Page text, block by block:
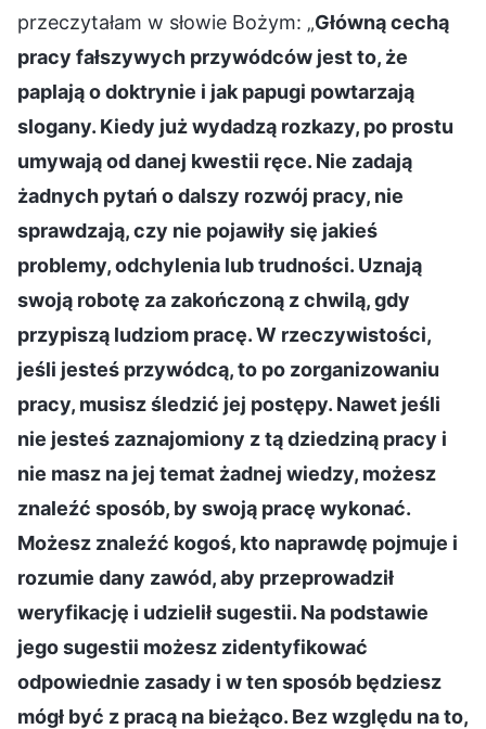
przeczytałam w słowie Bożym: „Główną cechą
pracy fałszywych przywódców jest to, że
paplają o doktrynie i jak papugi powtarzają
slogany. Kiedy już wydadzą rozkazy, po prostu
umywają od danej kwestii ręce. Nie zadają
żadnych pytań o dalszy rozwój pracy, nie
sprawdzają, czy nie pojawiły się jakieś
problemy, odchylenia lub trudności. Uznają
swoją robotę za zakończoną z chwilą, gdy
przypiszą ludziom pracę. W rzeczywistości,
jeśli jesteś przywódcą, to po zorganizowaniu
pracy, musisz śledzić jej postępy. Nawet jeśli
nie jesteś zaznajomiony z tą dziedziną pracy i
nie masz na jej temat żadnej wiedzy, możesz
znaleźć sposób, by swoją pracę wykonać.
Możesz znaleźć kogoś, kto naprawdę pojmuje i
rozumie dany zawód, aby przeprowadził
weryfikację i udzielił sugestii. Na podstawie
jego sugestii możesz zidentyfikować
odpowiednie zasady i w ten sposób będziesz
mógł być z pracą na bieżąco. Bez względu na to,